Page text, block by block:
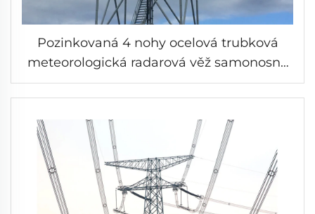
Pozinkovaná 4 nohy ocelová trubková
meteorologická radarová věž samonosná
ocelová mřížková telekomunikační věž